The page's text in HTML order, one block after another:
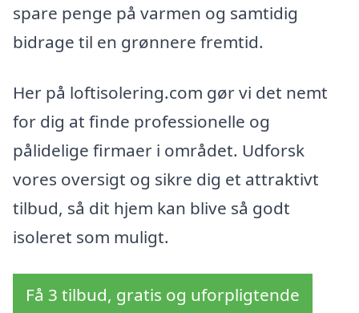
spare penge på varmen og samtidig
bidrage til en grønnere fremtid.
Her på loftisolering.com gør vi det nemt
for dig at finde professionelle og
pålidelige firmaer i området. Udforsk
vores oversigt og sikre dig et attraktivt
tilbud, så dit hjem kan blive så godt
isoleret som muligt.
Få 3 tilbud, gratis og uforpligtende